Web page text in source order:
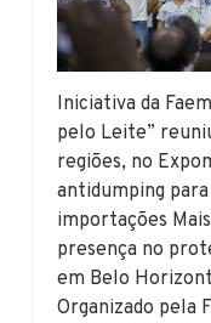
Iniciativa da
pelo Leite”
regiões, no
antidumping
importações
presença no
em Belo
Organizado pela